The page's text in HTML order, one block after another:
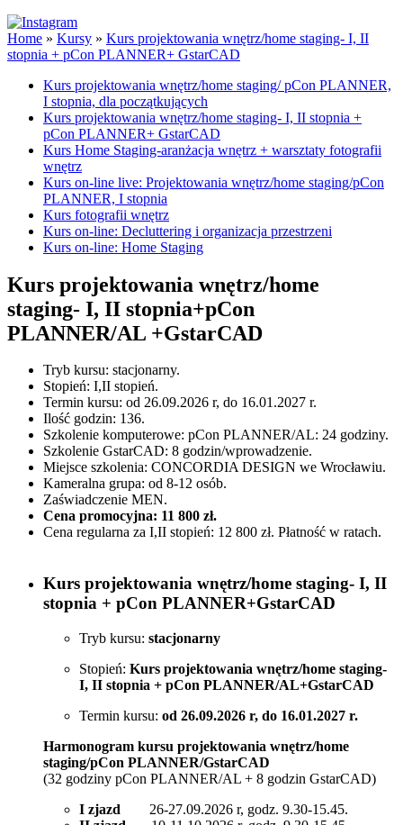
Home » Kursy » Kurs projektowania wnętrz/home staging- I, II
stopnia + pCon PLANNER+ GstarCAD
Kurs projektowania wnętrz/home staging/ pCon PLANNER,
I stopnia, dla początkujących
Kurs projektowania wnętrz/home staging- I, II stopnia +
pCon PLANNER+ GstarCAD
Kurs Home Staging-aranżacja wnętrz + warsztaty fotografii
wnętrz
Kurs on-line live: Projektowania wnętrz/home staging/pCon
PLANNER, I stopnia
Kurs fotografii wnętrz
Kurs on-line: Decluttering i organizacja przestrzeni
Kurs on-line: Home Staging
Kurs projektowania wnętrz/home
staging- I, II stopnia+pCon
PLANNER/AL +GstarCAD
Tryb kursu: stacjonarny.
Stopień: I,II stopień.
Termin kursu: od 26.09.2026 r, do 16.01.2027 r.
Ilość godzin: 136.
Szkolenie komputerowe: pCon PLANNER/AL: 24 godziny.
Szkolenie GstarCAD: 8 godzin/wprowadzenie.
Miejsce szkolenia: CONCORDIA DESIGN we Wrocławiu.
Kameralna grupa: od 8-12 osób.
Zaświadczenie MEN.
Cena promocyjna: 11 800 zł.
Cena regularna za I,II stopień: 12 800 zł. Płatność w ratach.
Kurs projektowania wnętrz/home staging- I, II
stopnia + pCon PLANNER+GstarCAD
Tryb kursu: stacjonarny
Stopień: Kurs projektowania wnętrz/home staging-
I, II stopnia + pCon PLANNER/AL+GstarCAD
Termin kursu: od 26.09.2026 r, do 16.01.2027 r.
Harmonogram kursu projektowania wnętrz/home
staging/pCon PLANNER/GstarCAD
(32 godziny pCon PLANNER/AL + 8 godzin GstarCAD)
I zjazd 26-27.09.2026 r, godz. 9.30-15.45.